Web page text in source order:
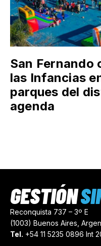
San Fernando
las Infancias
parques del
agenda
Reconquista 737 – 3º E
(1003) Buenos Aires,
Tel. +54 11 5235 0896 Int
GESTIÓN